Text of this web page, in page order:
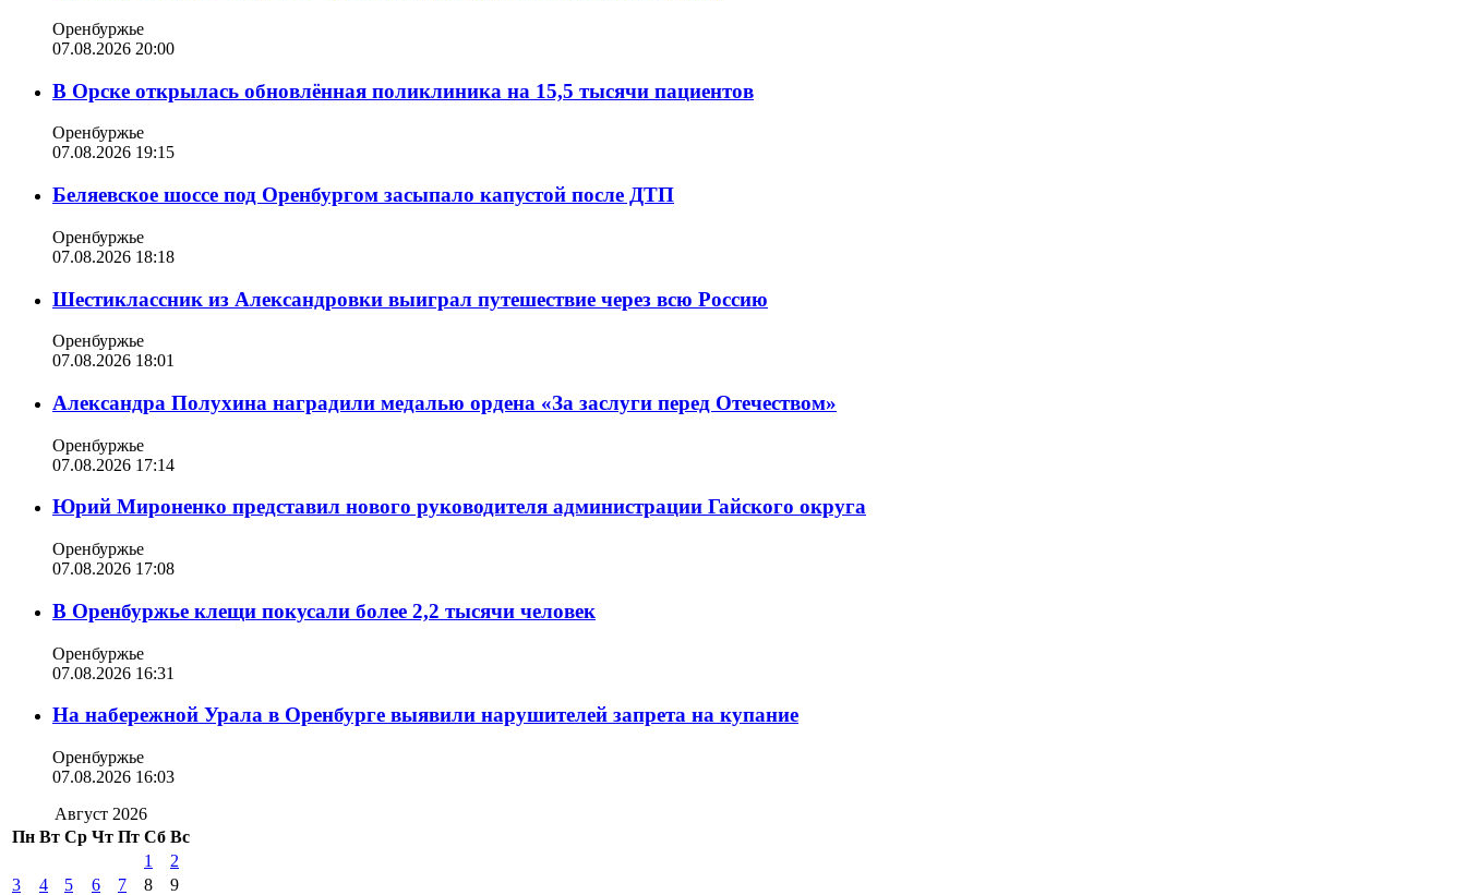
Оренбуржье
07.08.2026 20:00
В Орске открылась обновлённая поликлиника на 15,5 тысячи пациентов
Оренбуржье
07.08.2026 19:15
Беляевское шоссе под Оренбургом засыпало капустой после ДТП
Оренбуржье
07.08.2026 18:18
Шестиклассник из Александровки выиграл путешествие через всю Россию
Оренбуржье
07.08.2026 18:01
Александра Полухина наградили медалью ордена «За заслуги перед Отечеством»
Оренбуржье
07.08.2026 17:14
Юрий Мироненко представил нового руководителя администрации Гайского округа
Оренбуржье
07.08.2026 17:08
В Оренбуржье клещи покусали более 2,2 тысячи человек
Оренбуржье
07.08.2026 16:31
На набережной Урала в Оренбурге выявили нарушителей запрета на купание
Оренбуржье
07.08.2026 16:03
Август 2026
Пн Вт Ср Чт Пт Сб Вс
1
2
3
4 5 6 7 8
9